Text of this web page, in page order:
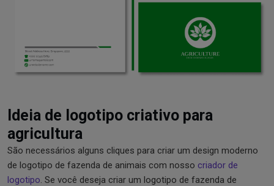
Ideia de logotipo criativo para
agricultura
São necessários alguns cliques para criar um design moderno
de logotipo de fazenda de animais com nosso criador de
logotipo . Se você deseja criar um logotipo de fazenda de